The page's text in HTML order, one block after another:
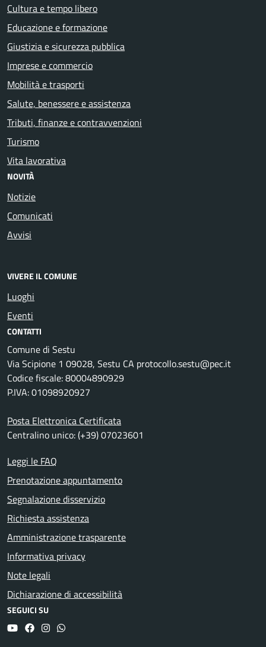
Cultura e tempo libero
Educazione e formazione
Giustizia e sicurezza pubblica
Imprese e commercio
Mobilità e trasporti
Salute, benessere e assistenza
Tributi, finanze e contravvenzioni
Turismo
Vita lavorativa
NOVITÀ
Notizie
Comunicati
Avvisi
VIVERE IL COMUNE
Luoghi
Eventi
CONTATTI
Comune di Sestu
Via Scipione 1 09028, Sestu CA protocollo.sestu@pec.it
Codice fiscale: 80004890929
P.IVA: 01098920927
Posta Elettronica Certificata
Centralino unico: (+39) 07023601
Leggi le FAQ
Prenotazione appuntamento
Segnalazione disservizio
Richiesta assistenza
Amministrazione trasparente
Informativa privacy
Note legali
Dichiarazione di accessibilità
SEGUICI SU
YouTubeFacebookInstagram
Whatsapp